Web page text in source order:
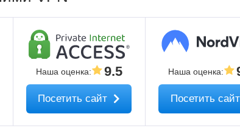
Наша оценка: 9.5
Посетить сайт
Наша оценка:
Посетить сайт